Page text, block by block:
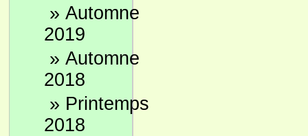
» Automne
2019
» Automne
2018
» Printemps
2018